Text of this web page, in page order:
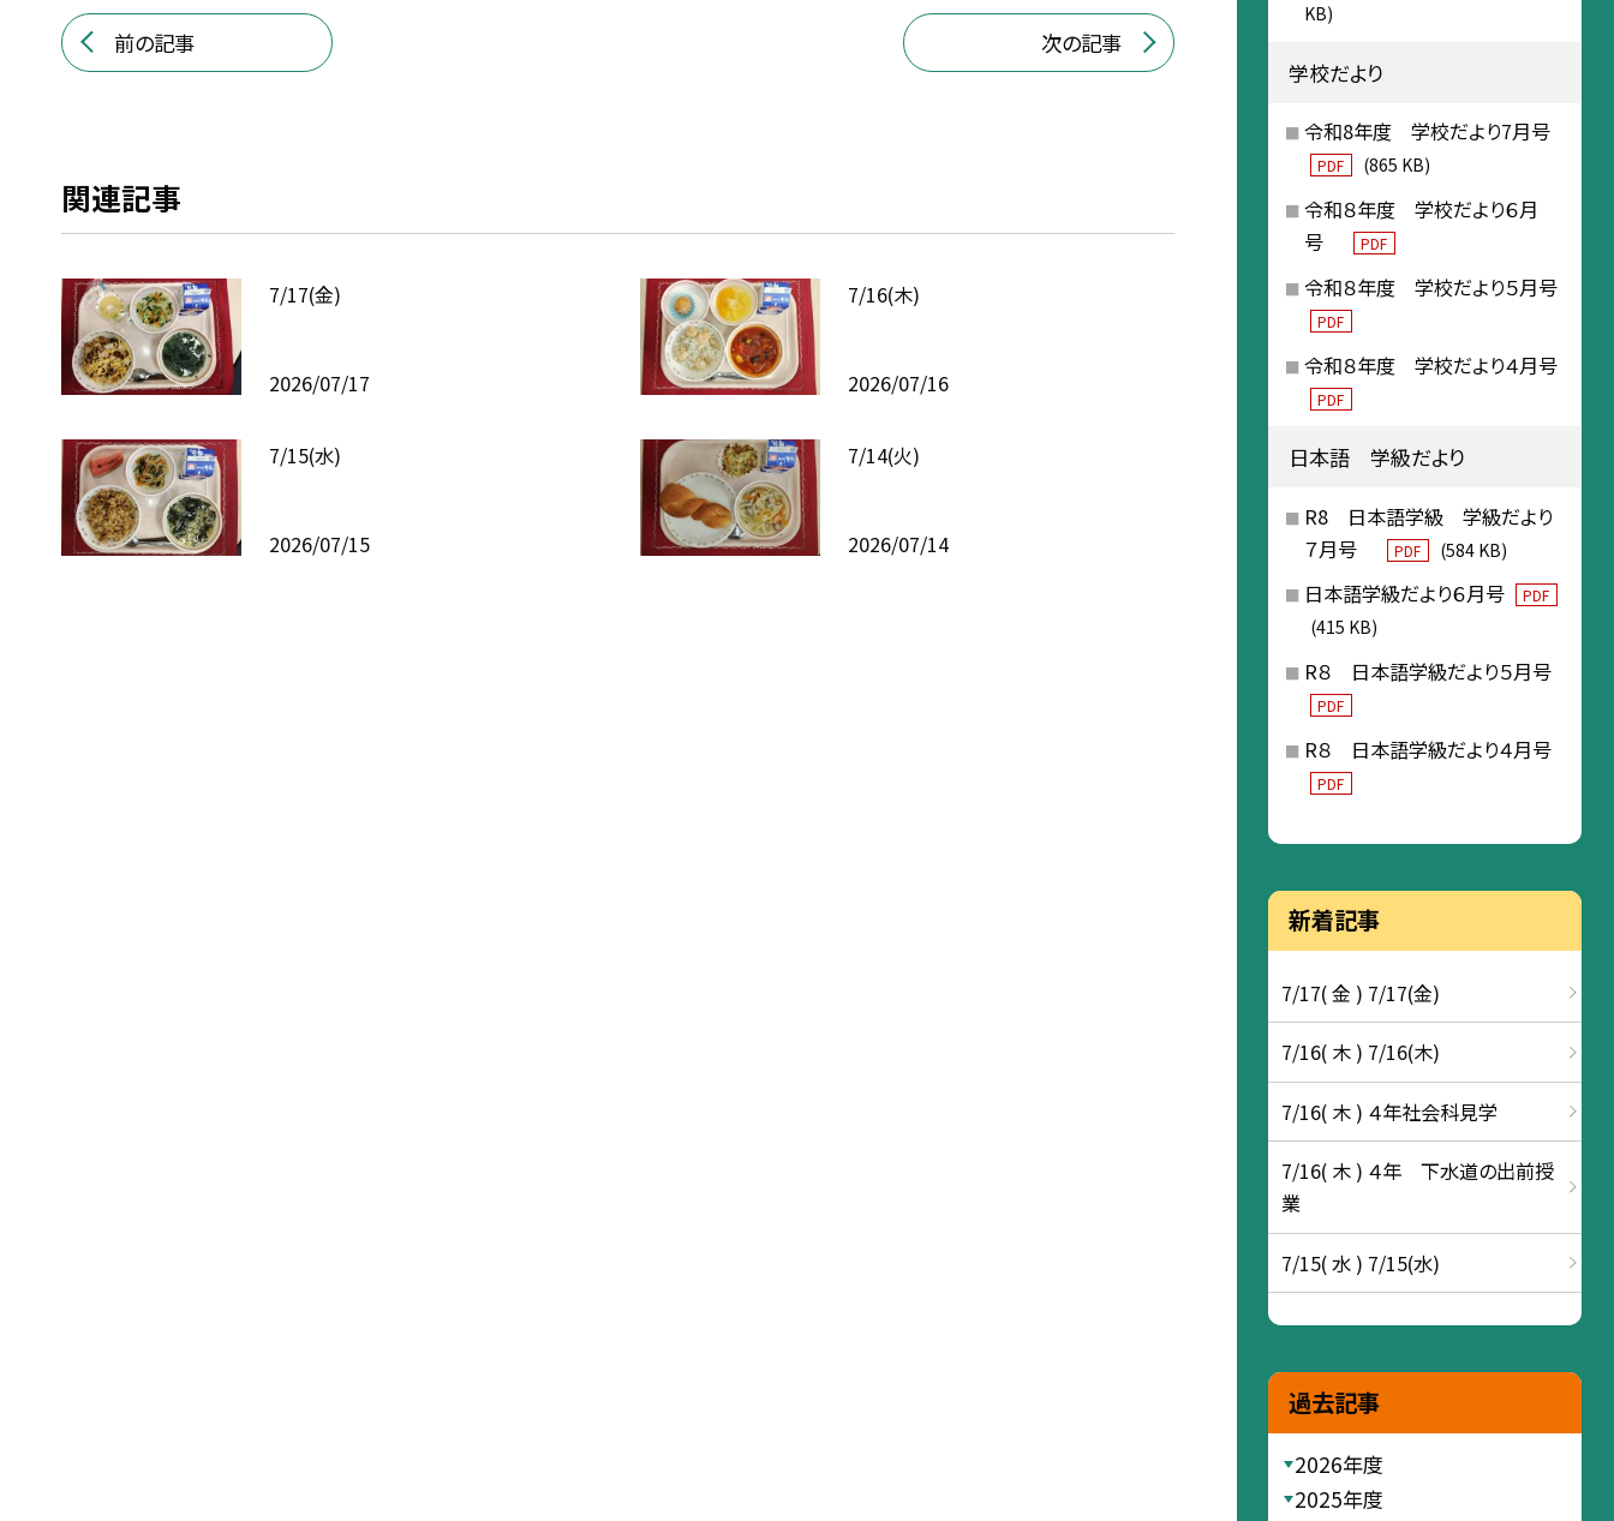
前の記事 次の記事
関連記事
7/17(金)
2026/07/17
7/16(木)
2026/07/16
7/15(水)
2026/07/15
7/14(火)
2026/07/14
KB)
学校だより
令和8年度 学校だより7月号
PDF (865 KB)
令和８年度 学校だより６月
号
PDF
令和８年度 学校だより５月号
PDF
令和８年度 学校だより４月号
PDF
日本語 学級だより
R8 日本語学級 学級だより
７月号
PDF (584 KB)
日本語学級だより６月号 PDF
(415 KB)
R８ 日本語学級だより５月号
PDF
R８ 日本語学級だより４月号
PDF
新着記事
7/17( 金 ) 7/17(金)
7/16( 木 ) 7/16(木)
7/16( 木 ) ４年社会科見学
7/16( 木 ) ４年 下水道の出前授
業
7/15( 水 ) 7/15(水)
過去記事
2026年度
2025年度